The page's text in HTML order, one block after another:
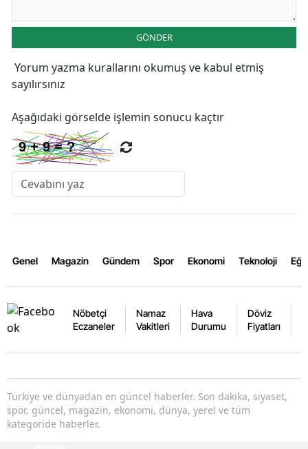
GÖNDER
Yorum yazma kurallarını okumuş ve kabul etmiş
sayılırsınız
Aşağıdaki görselde işlemin sonucu kaçtır
Genel Magazin Gündem Spor Ekonomi Teknoloji
Nöbetçi
Eczaneler
Namaz
Vakitleri
Hava
Durumu
Döviz
Fiyatları
Türkiye ve dünyadan en güncel haberler. Son dakika, siyaset,
spor, güncel, magazin, ekonomi, dünya, yerel ve tüm
kategoride haberler.